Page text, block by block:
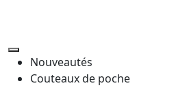
Nouveautés
Couteaux de poche